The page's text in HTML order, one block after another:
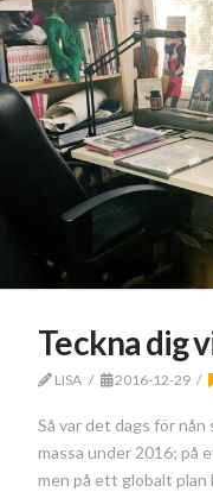
Teckna dig
LISA 2016-12-29
Så var det dags för
massa under 2016; på
men på ett globalt